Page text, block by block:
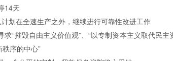
14天
划在全速生产之外，继续进行可靠性改进工作
“摧毁自由主义价值观”、“以专制资本主义取代民
秩序的中心”